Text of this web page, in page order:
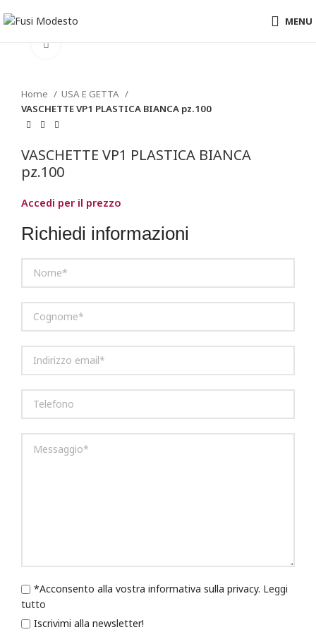
MENU
Clicca per ingrandire
Home
USA E GETTA
VASCHETTE VP1 PLASTICA BIANCA pz.100
VASCHETTE VP1 PLASTICA BIANCA
pz.100
Accedi per il prezzo
Richiedi informazioni
*Acconsento alla vostra informativa sulla privacy. Leggi
tutto
Iscrivimi alla newsletter!